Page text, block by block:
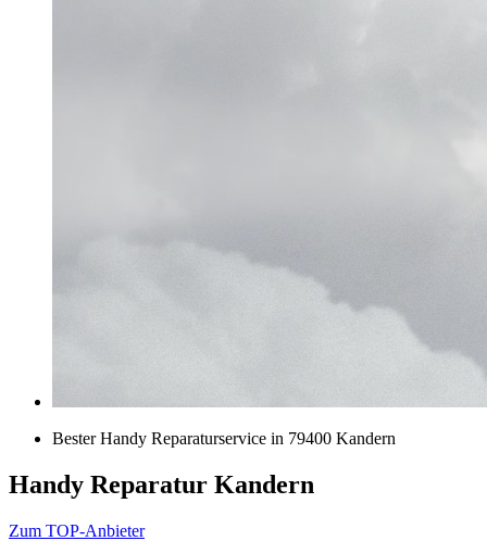
Bester Handy Reparaturservice in 79400 Kandern
Handy Reparatur Kandern
Zum TOP-Anbieter